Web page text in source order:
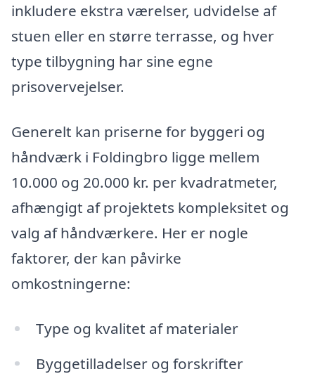
inkludere ekstra værelser, udvidelse af
stuen eller en større terrasse, og hver
type tilbygning har sine egne
prisovervejelser.
Generelt kan priserne for byggeri og
håndværk i Foldingbro ligge mellem
10.000 og 20.000 kr. per kvadratmeter,
afhængigt af projektets kompleksitet og
valg af håndværkere. Her er nogle
faktorer, der kan påvirke
omkostningerne:
Type og kvalitet af materialer
Byggetilladelser og forskrifter